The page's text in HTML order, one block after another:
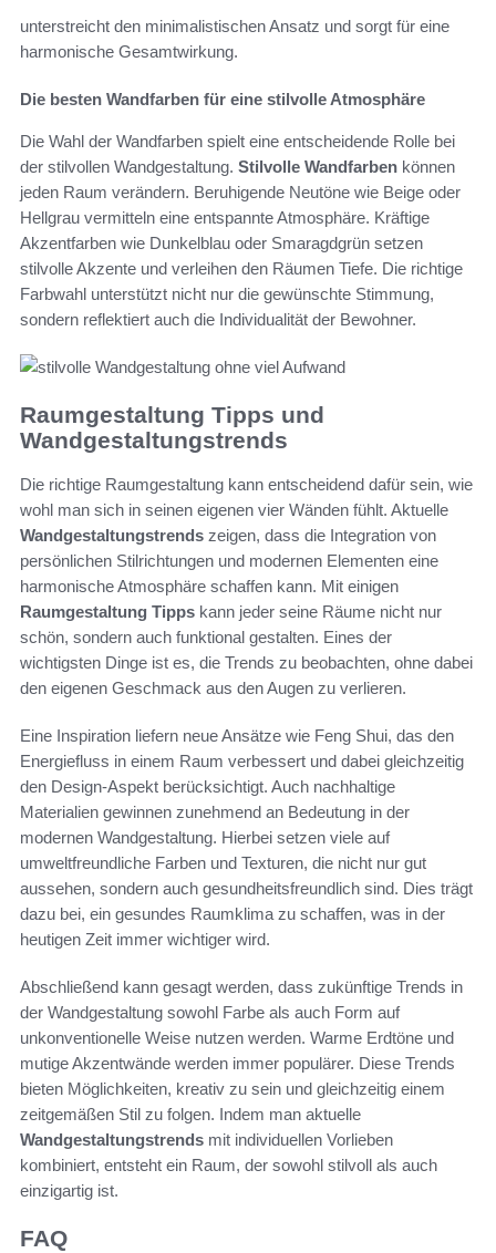
unterstreicht den minimalistischen Ansatz und sorgt für eine
harmonische Gesamtwirkung.
Die besten Wandfarben für eine stilvolle Atmosphäre
Die Wahl der Wandfarben spielt eine entscheidende Rolle bei
der stilvollen Wandgestaltung. Stilvolle Wandfarben können
jeden Raum verändern. Beruhigende Neutöne wie Beige oder
Hellgrau vermitteln eine entspannte Atmosphäre. Kräftige
Akzentfarben wie Dunkelblau oder Smaragdgrün setzen
stilvolle Akzente und verleihen den Räumen Tiefe. Die richtige
Farbwahl unterstützt nicht nur die gewünschte Stimmung,
sondern reflektiert auch die Individualität der Bewohner.
Raumgestaltung Tipps und
Wandgestaltungstrends
Die richtige Raumgestaltung kann entscheidend dafür sein, wie
wohl man sich in seinen eigenen vier Wänden fühlt. Aktuelle
Wandgestaltungstrends zeigen, dass die Integration von
persönlichen Stilrichtungen und modernen Elementen eine
harmonische Atmosphäre schaffen kann. Mit einigen
Raumgestaltung Tipps kann jeder seine Räume nicht nur
schön, sondern auch funktional gestalten. Eines der
wichtigsten Dinge ist es, die Trends zu beobachten, ohne dabei
den eigenen Geschmack aus den Augen zu verlieren.
Eine Inspiration liefern neue Ansätze wie Feng Shui, das den
Energiefluss in einem Raum verbessert und dabei gleichzeitig
den Design-Aspekt berücksichtigt. Auch nachhaltige
Materialien gewinnen zunehmend an Bedeutung in der
modernen Wandgestaltung. Hierbei setzen viele auf
umweltfreundliche Farben und Texturen, die nicht nur gut
aussehen, sondern auch gesundheitsfreundlich sind. Dies trägt
dazu bei, ein gesundes Raumklima zu schaffen, was in der
heutigen Zeit immer wichtiger wird.
Abschließend kann gesagt werden, dass zukünftige Trends in
der Wandgestaltung sowohl Farbe als auch Form auf
unkonventionelle Weise nutzen werden. Warme Erdtöne und
mutige Akzentwände werden immer populärer. Diese Trends
bieten Möglichkeiten, kreativ zu sein und gleichzeitig einem
zeitgemäßen Stil zu folgen. Indem man aktuelle
Wandgestaltungstrends mit individuellen Vorlieben
kombiniert, entsteht ein Raum, der sowohl stilvoll als auch
einzigartig ist.
FAQ